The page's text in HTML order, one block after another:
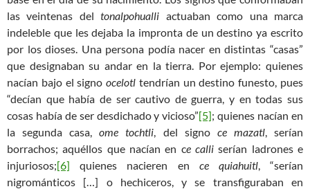
las veintenas deltonalpohualli actuaban como una marca
indeleble que les dejaba la impronta de un destino ya escrito
por los dioses. Una persona podía nacer en distintas “casas”
que designaban su andar en la tierra. Por ejemplo: quienes
nacían bajo el signoocelotl tendrían un destino funesto, pues
“decían que había de ser cautivo de guerra, y en todas sus
cosas había de ser desdichado y vicioso”[5]; quienes nacían en
la segunda casa,ome tochtli , del signo ce mazatl, serían
borrachos; aquéllos que nacían en ce calliserían ladrones e
injuriosos;[6] quienes nacieren en ce quiahuitl, “serían
nigrománticos […] o hechiceros, y se transfiguraban en